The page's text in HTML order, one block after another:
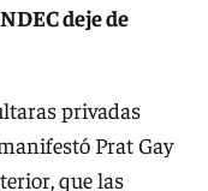
deje de
privadas
Prat Gay
que las